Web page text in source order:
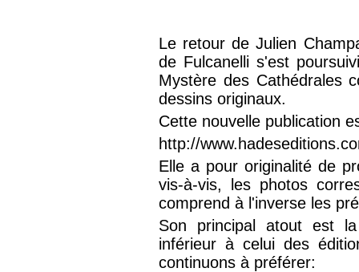
Le retour de Julien
de Fulcanelli s'est
Mystère des Cathédrales
dessins originaux.
Cette nouvelle publication
http://
Elle a pour originalité de
vis-à-vis, les photos
comprend à l'inverse les
Son principal atout est
inférieur à celui des
continuons à préférer: